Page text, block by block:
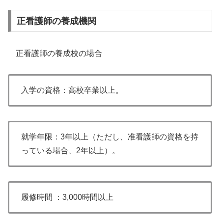
正看護師の養成機関
正看護師の養成校の場合
入学の資格：高校卒業以上。
就学年限：3年以上（ただし、准看護師の資格を持
っている場合、2年以上）。
履修時間 ：3,000時間以上